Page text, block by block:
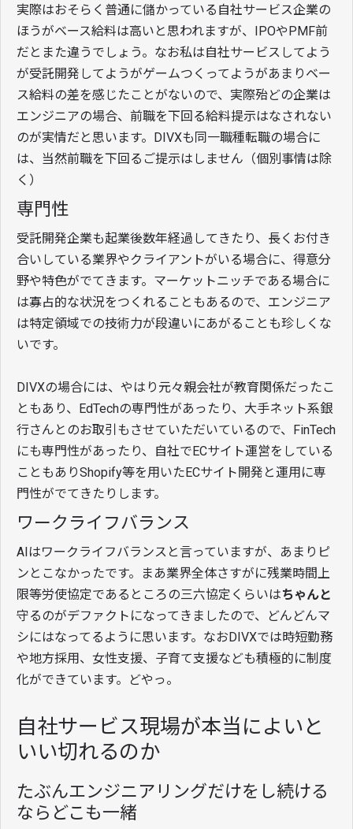
実際はおそらく普通に儲かっている自社サービス企業の
ほうがベース給料は高いと思われますが、IPOやPMF前
だとまた違うでしょう。なお私は自社サービスしてよう
が受託開発してようがゲームつくってようがあまりベー
ス給料の差を感じたことがないので、実際殆どの企業は
エンジニアの場合、前職を下回る給料提示はなされない
のが実情だと思います。DIVXも同一職種転職の場合に
は、当然前職を下回るご提示はしません（個別事情は除
く）
専門性
受託開発企業も起業後数年経過してきたり、長くお付き
合いしている業界やクライアントがいる場合に、得意分
野や特色がでてきます。マーケットニッチである場合に
は寡占的な状況をつくれることもあるので、エンジニア
は特定領域での技術力が段違いにあがることも珍しくな
いです。
DIVXの場合には、やはり元々親会社が教育関係だったこ
ともあり、EdTechの専門性があったり、大手ネット系銀
行さんとのお取引もさせていただいているので、FinTech
にも専門性があったり、自社でECサイト運営をしている
こともありShopify等を用いたECサイト開発と運用に専
門性がでてきたりします。
ワークライフバランス
AIはワークライフバランスと言っていますが、あまりピ
ンとこなかったです。まあ業界全体さすがに残業時間上
限等労使協定であるところの三六協定くらいはちゃんと
守るのがデファクトになってきましたので、どんどんマ
シにはなってるように思います。なおDIVXでは時短勤務
や地方採用、女性支援、子育て支援なども積極的に制度
化ができています。どやっ。
自社サービス現場が本当によいと
いい切れるのか
たぶんエンジニアリングだけをし続ける
ならどこも一緒